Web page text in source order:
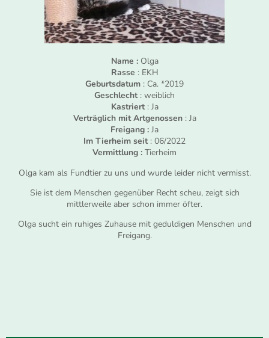
Name : Olga
Rasse : EKH
Geburtsdatum : Ca. *2019
Geschlecht: weiblich
Kastriert: Ja
Verträglich mit Artgenossen: Ja
Freigang : Ja
Im Tierheim seit: 06/2022
Vermittlung : Tierheim
Olga kam als Fundtier zu uns und wurde leider nicht vermisst.
Sie ist dem Menschen gegenüber Recht scheu, zeigt sich
mittlerweile aber schon immer öfter.
Olga sucht ein ruhiges Zuhause mit geduldigen Menschen und
Freigang.